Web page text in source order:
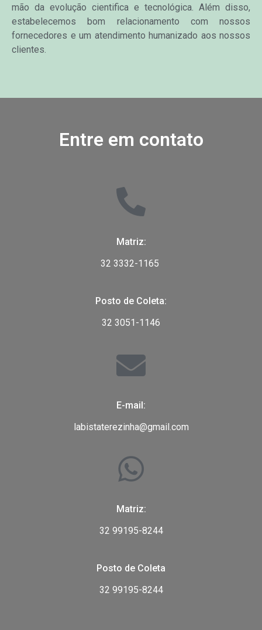
mão da evolução cientifica e tecnológica. Além disso,
estabelecemos bom relacionamento com nossos
fornecedores e um atendimento humanizado aos nossos
clientes.
Entre em contato
Matriz:
32 3332-1165
Posto de Coleta:
32 3051-1146
E-mail:
labistaterezinha@gmail.com
Matriz:
32 99195-8244
Posto de Coleta
32 99195-8244